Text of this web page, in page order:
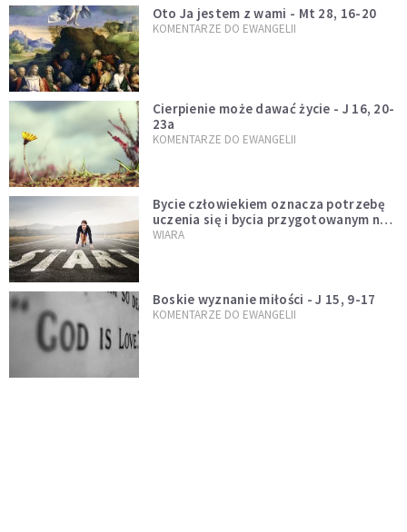
Oto Ja jestem z wami - Mt 28, 16-20
KOMENTARZE DO EWANGELII
Cierpienie może dawać życie - J 16, 20-
23a
KOMENTARZE DO EWANGELII
Bycie człowiekiem oznacza potrzebę
uczenia się i bycia przygotowanym na
nowość każdej sytuacji
WIARA
Boskie wyznanie miłości - J 15, 9-17
KOMENTARZE DO EWANGELII